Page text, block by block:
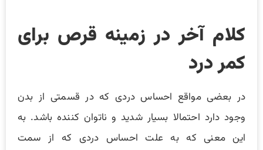
کلام آخر در زمینه قرص برای
کمر درد
در بعضی مواقع احساس دردی که در قسمتی از بدن
وجود دارد احتمالا بسیار شدید و ناتوان کننده باشد. به
این معنی که به علت احساس دردی که از سمت